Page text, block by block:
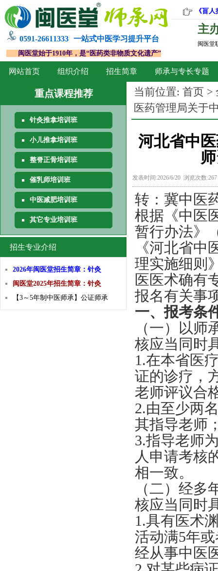
网站首页 组织介绍 招生简章 师承与专长专题
0591-26611333 一站式中医学习提升平台
闽医堂始于1910年，是“医药类非物质文化遗产”
《盲
主
闽医堂
重点课程推荐
针灸推拿培训班
小儿推拿培训班
整脊正骨培训班
催乳师培训班
中医减肥培训班
其它专业培训班
招生专业介绍
2026年闽医堂招生简章：针灸
闽医堂2025年招生简章：针灸
【3～5年制中医师承】公证师承
当前位置: 首页 >
医药管理局关于
河北省中
发表时间:2026/6/20 浏览次数
转：冀中医
根据《中医
暂行办法》
《河北省
理实施细则
医医术确有
报名有关事
一、报考条
（一）以
核应当同时
1.在本省医
证的诊疗，
老师评议合
2.由至少两
其指导老师
3.指导老师
人申请考核
相一致。
（二）经
核应当同时
1.具有医术
活动满5年
经从事中医